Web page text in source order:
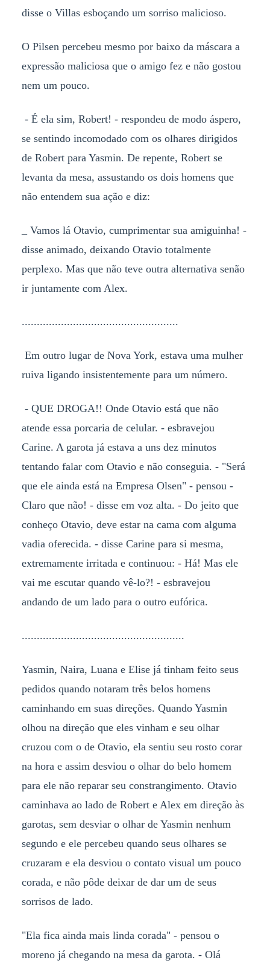
disse o Villas esboçando um sorriso malicioso.
O Pilsen percebeu mesmo por baixo da máscara a
expressão maliciosa que o amigo fez e não gostou
nem um pouco.
- É ela sim, Robert! - respondeu de modo áspero,
se sentindo incomodado com os olhares dirigidos
de Robert para Yasmin. De repente, Robert se
levanta da mesa, assustando os dois homens que
não entendem sua ação e diz:
_ Vamos lá Otavio, cumprimentar sua amiguinha! -
disse animado, deixando Otavio totalmente
perplexo. Mas que não teve outra alternativa senão
ir juntamente com Alex.
....................................................
Em outro lugar de Nova York, estava uma mulher
ruiva ligando insistentemente para um número.
- QUE DROGA!! Onde Otavio está que não
atende essa porcaria de celular. - esbravejou
Carine. A garota já estava a uns dez minutos
tentando falar com Otavio e não conseguia. - "Será
que ele ainda está na Empresa Olsen" - pensou -
Claro que não! - disse em voz alta. - Do jeito que
conheço Otavio, deve estar na cama com alguma
vadia oferecida. - disse Carine para si mesma,
extremamente irritada e continuou: - Há! Mas ele
vai me escutar quando vê-lo?! - esbravejou
andando de um lado para o outro eufórica.
......................................................
Yasmin, Naira, Luana e Elise já tinham feito seus
pedidos quando notaram três belos homens
caminhando em suas direções. Quando Yasmin
olhou na direção que eles vinham e seu olhar
cruzou com o de Otavio, ela sentiu seu rosto corar
na hora e assim desviou o olhar do belo homem
para ele não reparar seu constrangimento. Otavio
caminhava ao lado de Robert e Alex em direção às
garotas, sem desviar o olhar de Yasmin nenhum
segundo e ele percebeu quando seus olhares se
cruzaram e ela desviou o contato visual um pouco
corada, e não pôde deixar de dar um de seus
sorrisos de lado.
"Ela fica ainda mais linda corada" - pensou o
moreno já chegando na mesa da garota. - Olá